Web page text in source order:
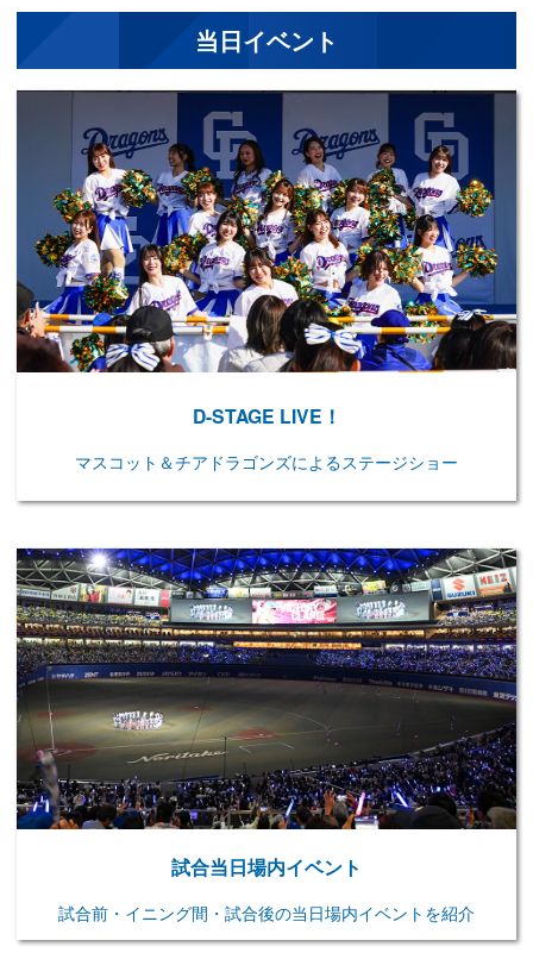
当日イベント
D-STAGE LIVE！
マスコット＆チアドラゴンズによるステージショー
試合当日場内イベント
試合前・イニング間・試合後の当日場内イベントを紹介